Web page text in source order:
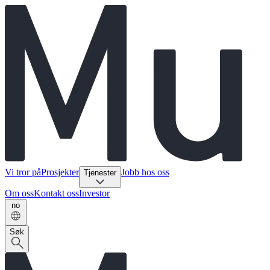
Vi tror påProsjekter Tjenester Jobb hos oss
Om ossKontakt ossInvestor
no
Søk